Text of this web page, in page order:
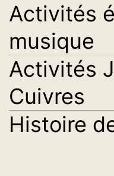
Activités
musique
Activités
Cuivres
Histoire